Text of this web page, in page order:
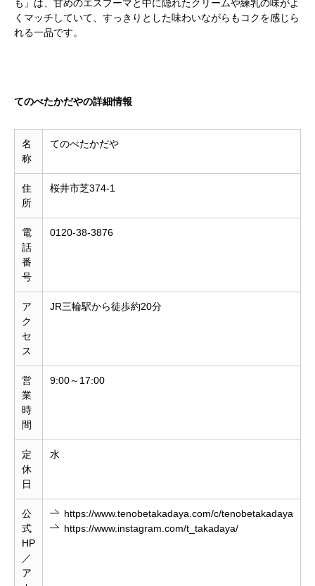
も」は、甘めのエスプーマと中に隠れたクリームや練乳の味がよ
くマッチしていて、すっきりとした味わいながらもコクを感じら
れる一品です。
てのべたかだやの詳細情報
名
称
てのべたかだや
住
所
桜井市芝374-1
電
話
番
号
0120-38-3876
ア
ク
セ
ス
JR三輪駅から徒歩約20分
営
業
時
間
9:00～17:00
定
休
日
水
公
式
HP
／
ア
https://www.tenobetakadaya.com/c/tenobetakadaya
https://www.instagram.com/t_takadaya/